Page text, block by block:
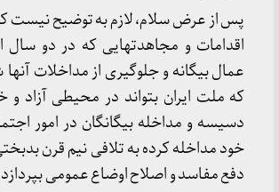
پس از عرض سلام، لازم به توضیح نیست
اقدامات و مجاهدتهایی که در دو سال
عمال بیگانه و جلوگیری از مداخلات
که ملت ایران بتواند در محیطی آزاد و
دسیسه و مداخله بیگانگان در امور
خود مداخله کرده به تلافی نیم قرن
دفع مفاسد و اصلاح اوضاع عمومی